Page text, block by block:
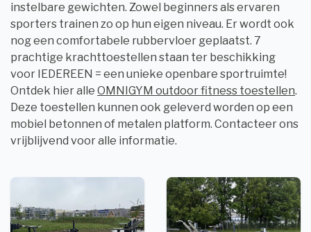
instelbare gewichten. Zowel beginners als ervaren
sporters trainen zo op hun eigen niveau. Er wordt ook
nog een comfortabele rubbervloer geplaatst. 7
prachtige krachttoestellen staan ter beschikking
voor IEDEREEN = een unieke openbare sportruimte!
Ontdek hier alle OMNIGYM outdoor fitness toestellen.
Deze toestellen kunnen ook geleverd worden op een
mobiel betonnen of metalen platform. Contacteer ons
vrijblijvend voor alle informatie.